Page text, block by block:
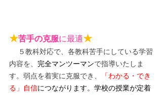
★苦手の克服に最適★
５教科対応で、各教科苦手にしている学習
内容を、 完全マンツーマンで指導いたしま
す。弱点を着実に克服でき、
「わかる・でき
る」自信につながります。 学校の授業が定着